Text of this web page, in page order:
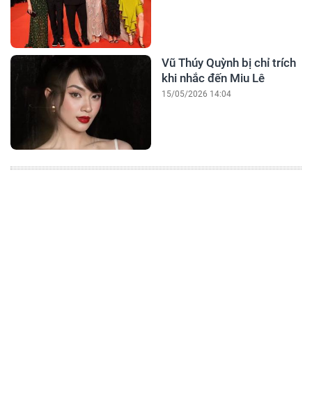
Vũ Thúy Quỳnh bị chỉ trích
khi nhắc đến Miu Lê
15/05/2026 14:04